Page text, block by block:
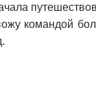
командой